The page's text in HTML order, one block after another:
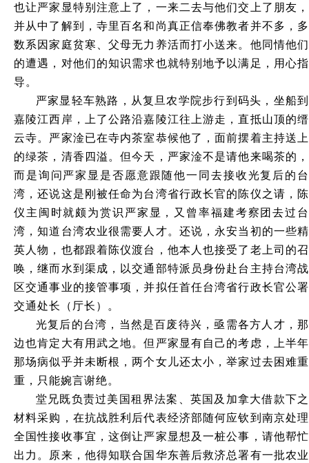
也让严家显特别注意上了，一来二去与他们交上了朋友，
并从中了解到，寺里百名和尚真正信奉佛教者并不多，多
数系因家庭贫寒、父母无力养活而打小送来。他同情他们
的遭遇，对他们的知识需求也就特别地予以满足，用心指
导。
严家显轻车熟路，从复旦农学院步行到码头，坐船到
嘉陵江西岸，上了公路沿嘉陵江往上游走，直抵山顶的缙
云寺。严家淦已在寺内茶室恭候他了，面前摆着主持送上
的绿茶，清香四溢。但今天，严家淦不是请他来喝茶的，
而是询问严家显是否愿意跟随他一同去接收光复后的台
湾，还说这是刚被任命为台湾省行政长官的陈仪之请，陈
仪主闽时就颇为赏识严家显，又曾率福建考察团去过台
湾，知道台湾农业很需要人才。还说，永安当初的一些精
英人物，也都跟着陈仪渡台，他本人也接受了老上司的召
唤，继而水到渠成，以交通部特派员身份赴台主持台湾战
区交通事业的接管事项，并拟任首任台湾省行政长官公署
交通处长（厅长）。
光复后的台湾，当然是百废待兴，亟需各方人才，那
边也肯定大有用武之地。但严家显有自己的考虑，上半年
那场病似乎并未断根，两个女儿还太小，举家过去困难重
重，只能婉言谢绝。
堂兄既负责过美国租界法案、英国及加拿大借款下之
材料采购，在抗战胜利后代表经济部随何应钦到南京处理
全国性接收事宜，这倒让严家显想及一桩公事，请他帮忙
出力。原来，他得知联合国华东善后救济总署有一批农业